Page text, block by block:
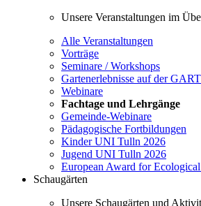
Unsere Veranstaltungen im
Alle Veranstaltungen
Vorträge
Seminare / Workshops
Gartenerlebnisse auf der
Webinare
Fachtage und Lehrgänge
Gemeinde-Webinare
Pädagogische Fortbildungen
Kinder UNI Tulln 2026
Jugend UNI Tulln 2026
European Award for
Schaugärten
Unsere Schaugärten und